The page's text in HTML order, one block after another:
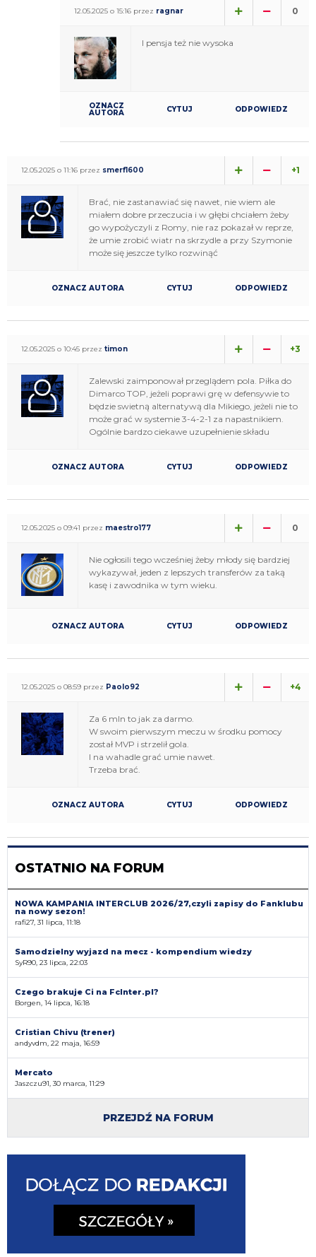
12.05.2025 o 15:16 przez ragnar 0
I pensja też nie wysoka
OZNACZ
AUTORA CYTUJ ODPOWIEDZ
12.05.2025 o 11:16 przez smerf1600 +1
Brać, nie zastanawiać się nawet, nie wiem ale
miałem dobre przeczucia i w głębi chciałem żeby
go wypożyczyli z Romy, nie raz pokazał w reprze,
że umie zrobić wiatr na skrzydle a przy Szymonie
może się jeszcze tylko rozwinąć
OZNACZ AUTORA CYTUJ ODPOWIEDZ
12.05.2025 o 10:45 przez timon +3
Zalewski zaimponował przeglądem pola. Piłka do
Dimarco TOP, jeżeli poprawi grę w defensywie to
będzie swietną alternatywą dla Mikiego, jeżeli nie to
może grać w systemie 3-4-2-1 za napastnikiem.
Ogólnie bardzo ciekawe uzupełnienie składu
OZNACZ AUTORA CYTUJ ODPOWIEDZ
12.05.2025 o 09:41 przez maestro177 0
Nie ogłosili tego wcześniej żeby młody się bardziej
wykazywał, jeden z lepszych transferów za taką
kasę i zawodnika w tym wieku.
OZNACZ AUTORA CYTUJ ODPOWIEDZ
12.05.2025 o 08:59 przez Paolo92 +4
Za 6 mln to jak za darmo.
W swoim pierwszym meczu w środku pomocy
został MVP i strzelił gola.
I na wahadle grać umie nawet.
Trzeba brać.
OZNACZ AUTORA CYTUJ ODPOWIEDZ
OSTATNIO NA FORUM
NOWA KAMPANIA INTERCLUB 2026/27,czyli zapisy do Fanklubu
na nowy sezon!
rafi27, 31 lipca, 11:18
Samodzielny wyjazd na mecz - kompendium wiedzy
SyR90, 23 lipca, 22:03
Czego brakuje Ci na FcInter.pl?
Borgen, 14 lipca, 16:18
Cristian Chivu (trener)
andyvdm, 22 maja, 16:59
Mercato
Jaszczu91, 30 marca, 11:29
PRZEJDŹ NA FORUM